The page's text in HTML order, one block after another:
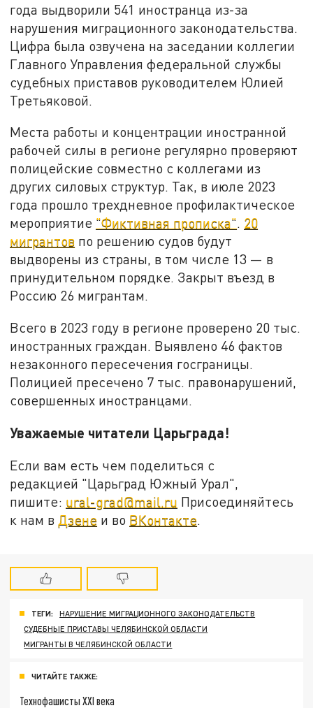
года выдворили 541 иностранца из-за
нарушения миграционного законодательства.
Цифра была озвучена на заседании коллегии
Главного Управления федеральной службы
судебных приставов руководителем Юлией
Третьяковой.
Места работы и концентрации иностранной
рабочей силы в регионе регулярно проверяют
полицейские совместно с коллегами из
других силовых структур. Так, в июле 2023
года прошло трехдневное профилактическое
мероприятие "Фиктивная прописка". 20
мигрантов по решению судов будут
выдворены из страны, в том числе 13 — в
принудительном порядке. Закрыт въезд в
Россию 26 мигрантам.
Всего в 2023 году в регионе проверено 20 тыс.
иностранных граждан. Выявлено 46 фактов
незаконного пересечения госграницы.
Полицией пресечено 7 тыс. правонарушений,
совершенных иностранцами.
Уважаемые читатели Царьграда!
Если вам есть чем поделиться с
редакцией "Царьград Южный Урал",
пишите: ural-grad@mail.ru Присоединяйтесь
к нам в Дзене и во ВКонтакте
ТЕГИ:
НАРУШЕНИЕ МИГРАЦИОННОГО ЗАКОНОДАТЕЛЬСТВ
СУДЕБНЫЕ ПРИСТАВЫ ЧЕЛЯБИНСКОЙ ОБЛАСТИ
МИГРАНТЫ В ЧЕЛЯБИНСКОЙ ОБЛАСТИ
ЧИТАЙТЕ ТАКЖЕ:
Технофашисты XXI века